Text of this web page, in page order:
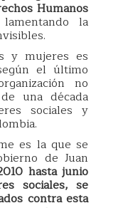
Humanos
la
y mujeres es
el último
no
una década
sociales y
es la que se
de Juan
hasta junio
sociales, se
contra esta